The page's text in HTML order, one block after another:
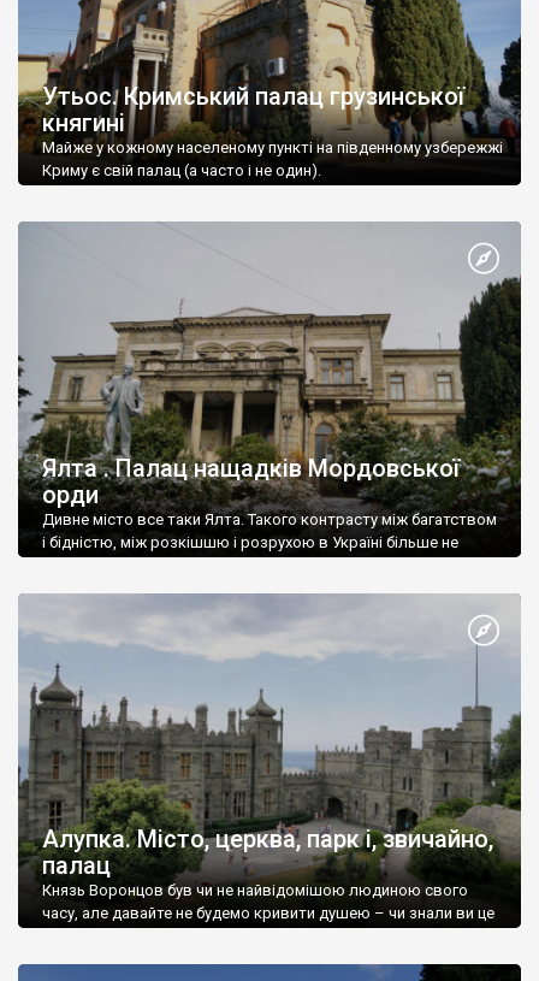
Утьос. Кримський палац грузинської
княгині
Майже у кожному населеному пункті на південному узбережжі
Криму є свій палац (а часто і не один).
Ялта . Палац нащадків Мордовської
орди
Дивне місто все таки Ялта. Такого контрасту між багатством
і бідністю, між розкішшю і розрухою в Україні більше не
Алупка. Місто, церква, парк і, звичайно,
палац
Князь Воронцов був чи не найвідомішою людиною свого
часу, але давайте не будемо кривити душею – чи знали ви це